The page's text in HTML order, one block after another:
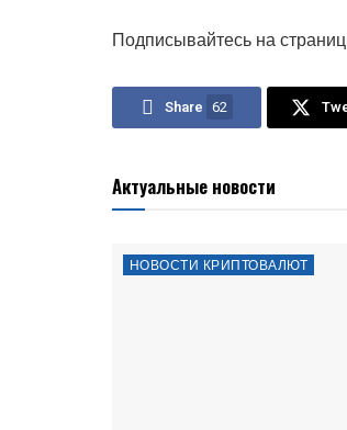
Подписывайтесь на
Share 62
Актуальные новости
НОВОСТИ КРИПТОВАЛЮТ